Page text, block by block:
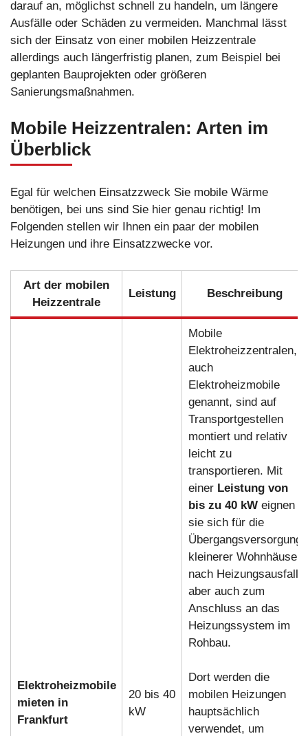
darauf an, möglichst schnell zu handeln, um längere
Ausfälle oder Schäden zu vermeiden. Manchmal lässt
sich der Einsatz von einer mobilen Heizzentrale
allerdings auch längerfristig planen, zum Beispiel bei
geplanten Bauprojekten oder größeren
Sanierungsmaßnahmen.
Mobile Heizzentralen: Arten im
Überblick
Egal für welchen Einsatzzweck Sie mobile Wärme
benötigen, bei uns sind Sie hier genau richtig! Im
Folgenden stellen wir Ihnen ein paar der mobilen
Heizungen und ihre Einsatzzwecke vor.
Art der mobilen
Heizzentrale
Leistung Beschreibung
Elektroheizmobile
mieten in
Frankfurt
20 bis 40
kW
Mobile
Elektroheizzentralen,
auch
Elektroheizmobile
genannt, sind auf
Transportgestellen
montiert und relativ
leicht zu
transportieren. Mit
einer Leistung von
bis zu 40 kWeignen
sie sich für die
Übergangsversorgung
kleinerer Wohnhäuser
nach Heizungsausfall,
aber auch zum
Anschluss an das
Heizungssystem im
Rohbau.
Dort werden die
mobilen Heizungen
hauptsächlich
verwendet, um